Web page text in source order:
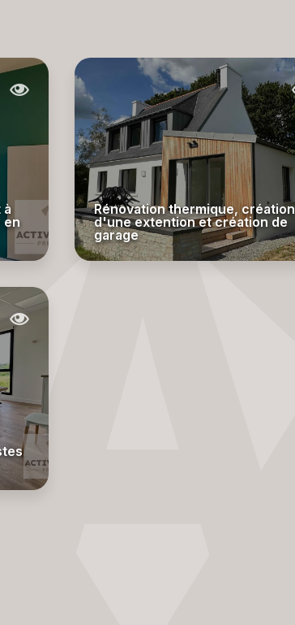
en
Rénovation thermique, création
d'une extention et création de
garage